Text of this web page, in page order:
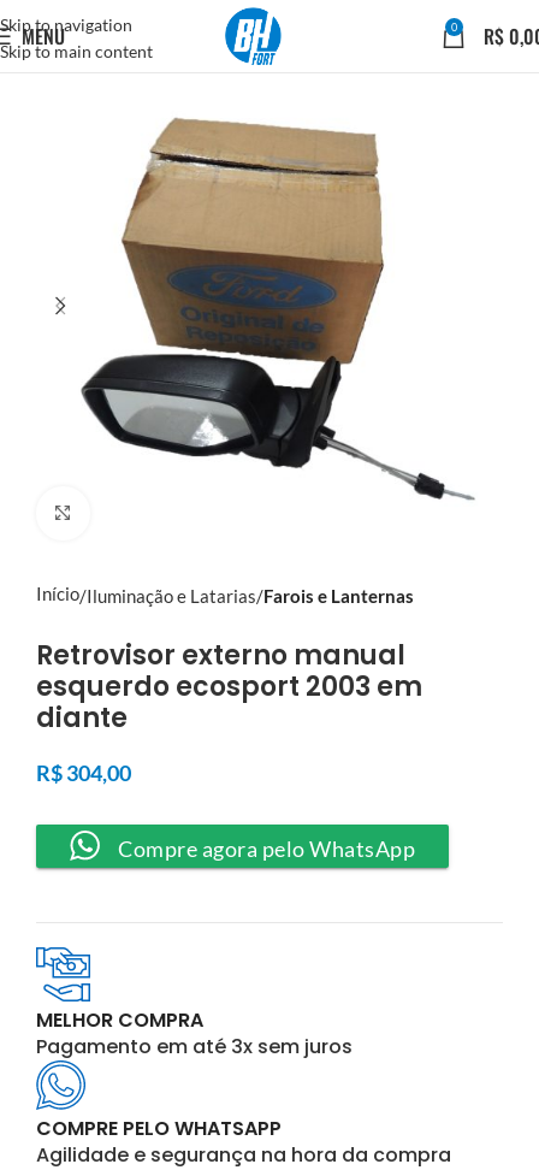
Skip to navigation
Skip to main content
MENU 0 R$
Início Iluminação e Latarias Farois e Lanternas
Retrovisor externo manual
esquerdo ecosport 2003 em
diante
R$304,00
Compre agora pelo WhatsApp
MELHOR COMPRA
Pagamento em até 3x sem juros
COMPRE PELO WHATSAPP
Agilidade e segurança na hora da compra